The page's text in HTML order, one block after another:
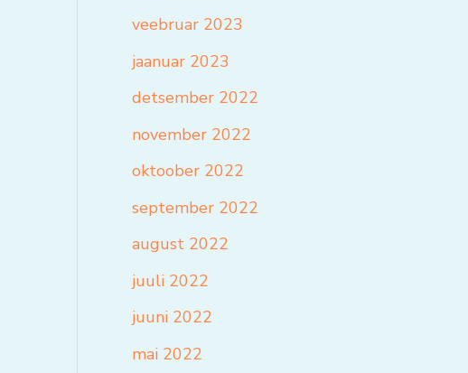
veebruar 2023
jaanuar 2023
detsember 2022
november 2022
oktoober 2022
september 2022
august 2022
juuli 2022
juuni 2022
mai 2022